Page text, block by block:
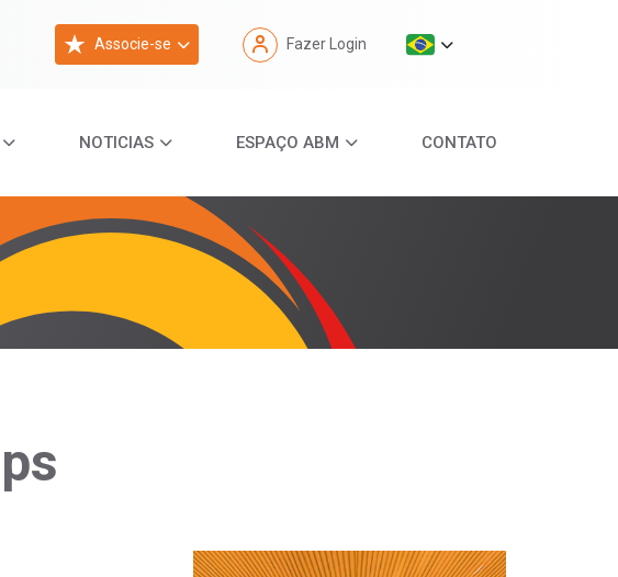
Associe-se Fazer Login
NOTICIAS ESPAÇO ABM CONTATO